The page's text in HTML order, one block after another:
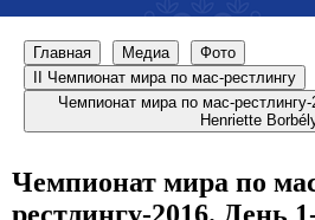
Главная Медиа
Фото
II Чемпионат мира по мас-рестлингу
Чемпионат мира по мас-
Henriette
Чемпионат мира по